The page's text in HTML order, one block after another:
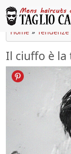
Home » Tendenze
Il ciuffo è la